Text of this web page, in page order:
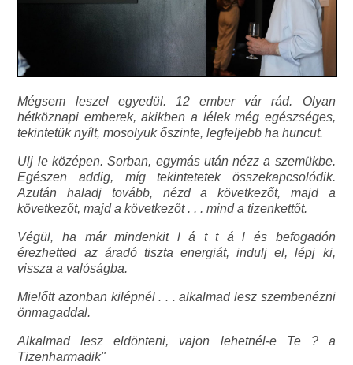
Mégsem leszel egyedül. 12 ember vár rád. Olyan
hétköznapi emberek, akikben a lélek még egészséges,
tekintetük nyílt, mosolyuk őszinte, legfeljebb ha huncut.
Ülj le középen. Sorban, egymás után nézz a szemükbe.
Egészen addig, míg tekintetetek összekapcsolódik.
Azután haladj tovább, nézd a következőt, majd a
következőt, majd a következőt . . . mind a tizenkettőt.
Végül, ha már mindenkit l á t t á l és befogadón
érezhetted az áradó tiszta energiát, indulj el, lépj ki,
vissza a valóságba.
Mielőtt azonban kilépnél . . . alkalmad lesz szembenézni
önmagaddal.
Alkalmad lesz eldönteni, vajon lehetnél-e Te ? a
Tizenharmadik"